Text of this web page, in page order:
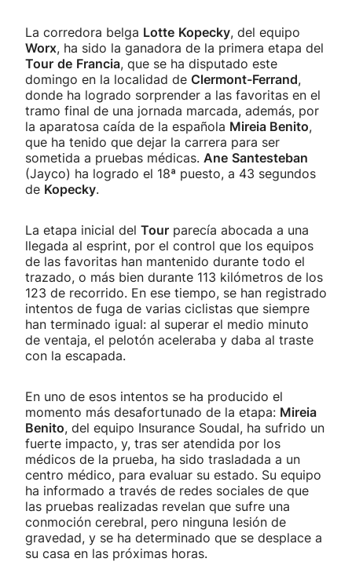
La corredora belga Lotte Kopecky, del equipo
Worx, ha sido la ganadora de la primera etapa del
Tour de Francia, que se ha disputado este
domingo en la localidad de Clermont-Ferrand,
donde ha logrado sorprender a las favoritas en el
tramo final de una jornada marcada, además, por
la aparatosa caída de la española Mireia Benito,
que ha tenido que dejar la carrera para ser
sometida a pruebas médicas. Ane Santesteban
(Jayco) ha logrado el 18ª puesto, a 43 segundos
de Kopecky.
La etapa inicial del Tour parecía abocada a una
llegada al esprint, por el control que los equipos
de las favoritas han mantenido durante todo el
trazado, o más bien durante 113 kilómetros de los
123 de recorrido. En ese tiempo, se han registrado
intentos de fuga de varias ciclistas que siempre
han terminado igual: al superar el medio minuto
de ventaja, el pelotón aceleraba y daba al traste
con la escapada.
En uno de esos intentos se ha producido el
momento más desafortunado de la etapa: Mireia
Benito, del equipo Insurance Soudal, ha sufrido un
fuerte impacto, y, tras ser atendida por los
médicos de la prueba, ha sido trasladada a un
centro médico, para evaluar su estado. Su equipo
ha informado a través de redes sociales de que
las pruebas realizadas revelan que sufre una
conmoción cerebral, pero ninguna lesión de
gravedad, y se ha determinado que se desplace a
su casa en las próximas horas.